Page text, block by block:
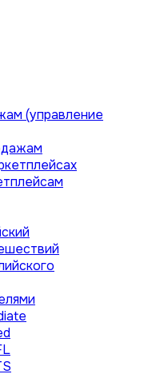
(управление